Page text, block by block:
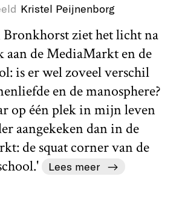
Kristel Peijnenborg
ziet het licht na
aan de MediaMarkt en de
is er wel zoveel verschil
en de manosphere?
op één plek in mijn leven
aangekeken dan in de
de squat corner van de
Lees meer